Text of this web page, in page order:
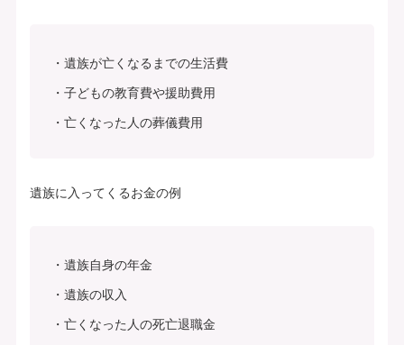
遺族が亡くなるまでの生活費
子どもの教育費や援助費用
亡くなった人の葬儀費用
遺族に入ってくるお金の例
遺族自身の年金
遺族の収入
亡くなった人の死亡退職金